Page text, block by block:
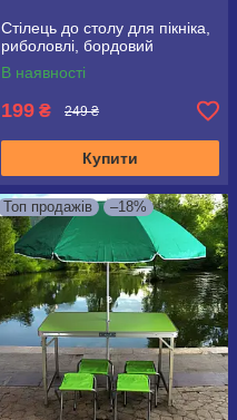
Стілець до столу для пікніка,
риболовлі, бордовий
В наявності
199 ₴ 249 ₴
Купити
Топ продажів –18%